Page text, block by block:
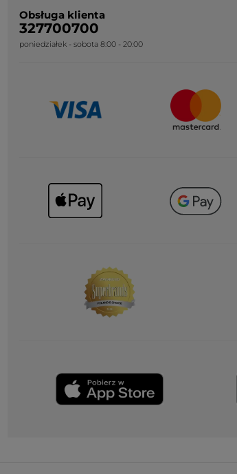
Obsługa klienta
327700700
poniedziałek - sobota 8:00 - 20:00